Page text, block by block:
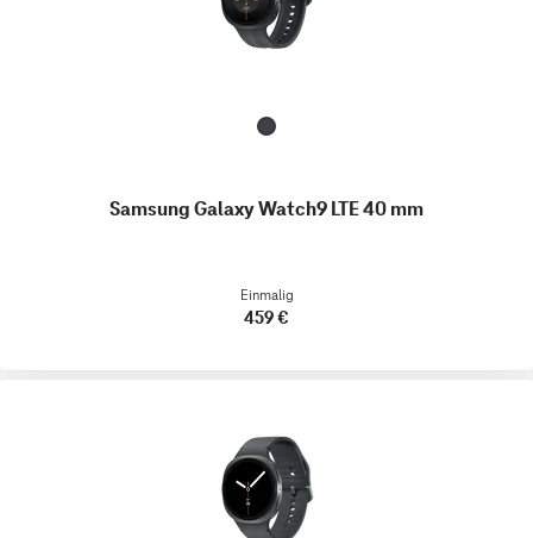
Samsung Galaxy Watch9 LTE 40 mm
Einmalig
459 €